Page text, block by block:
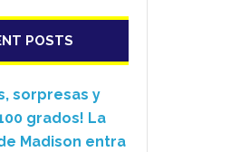
POSTS
sorpresas y
grados! La
Madison entra